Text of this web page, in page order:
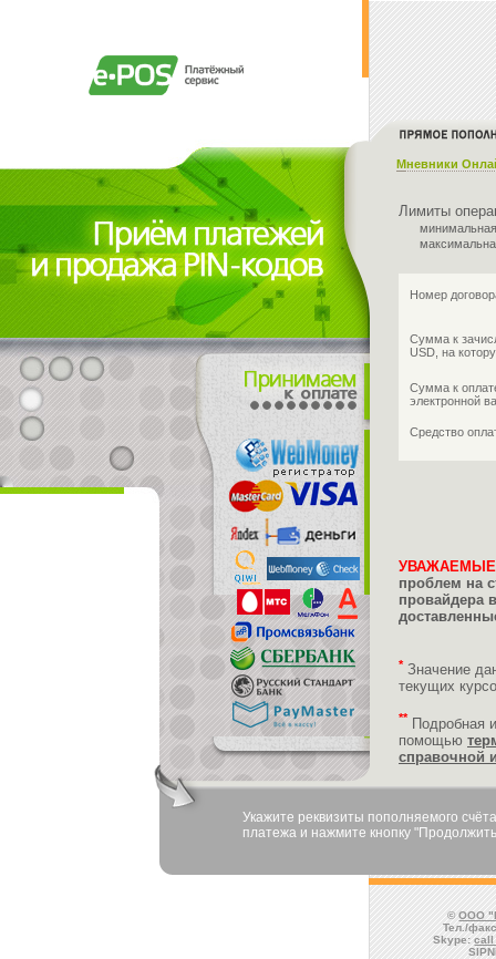
Мневники
Лимиты
Номер
Сумма к
USD, на
Сумма к
электронной
Средство
проблем на
провайдера
* Значение
текущих
** Подробная
помощью
справочной
Укажите реквизиты пополняемого
платежа и нажмите кнопку
©ООО
Тел./
Skype: